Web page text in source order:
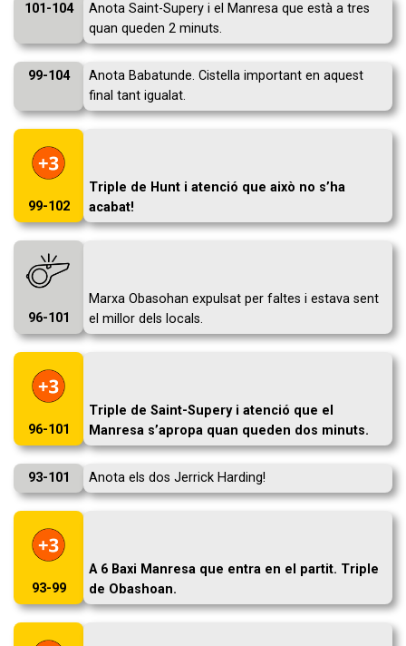
101-104
Anota Saint-Supery i el Manresa que està a tres
quan queden 2 minuts.
99-104
Anota Babatunde. Cistella important en aquest
final tant igualat.
99-102
Triple de Hunt i atenció que això no s’ha
acabat!
96-101
Marxa Obasohan expulsat per faltes i estava sent
el millor dels locals.
96-101
Triple de Saint-Supery i atenció que el
Manresa s’apropa quan queden dos minuts.
93-101 Anota els dos Jerrick Harding!
93-99
A 6 Baxi Manresa que entra en el partit. Triple
de Obashoan.